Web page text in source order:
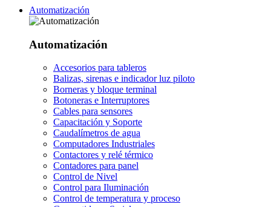
Automatización
Automatización
Accesorios para tableros
Balizas, sirenas e indicador luz piloto
Borneras y bloque terminal
Botoneras e Interruptores
Cables para sensores
Capacitación y Soporte
Caudalímetros de agua
Computadores Industriales
Contactores y relé térmico
Contadores para panel
Control de Nivel
Control para Iluminación
Control de temperatura y proceso